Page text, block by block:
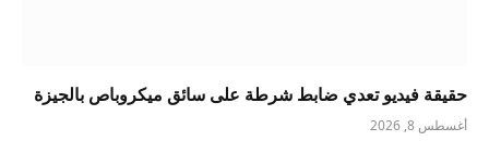
حقيقة فيديو تعدي ضابط شرطة على سائق ميكروباص بالجيزة
أغسطس 8, 2026